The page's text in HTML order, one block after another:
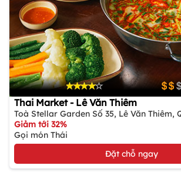
Thai Market - Lê Văn Thiêm
Toà Stellar Garden Số 35, Lê Văn Thiêm,
Giảm tới 32%
Gọi món Thái
Đặt chỗ ngay